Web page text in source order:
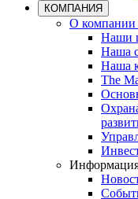
КОМПАНИЯ
О компании
Наши
Наша
Наша
The